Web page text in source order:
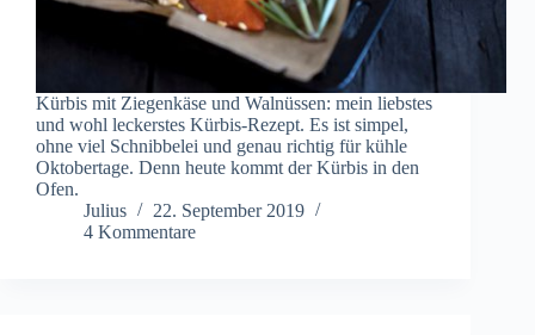
Kürbis mit Ziegenkäse und Walnüssen: mein liebstes
und wohl leckerstes Kürbis-Rezept. Es ist simpel,
ohne viel Schnibbelei und genau richtig für kühle
Oktobertage. Denn heute kommt der Kürbis in den
Ofen.
Julius
22. September 2019
4 Kommentare